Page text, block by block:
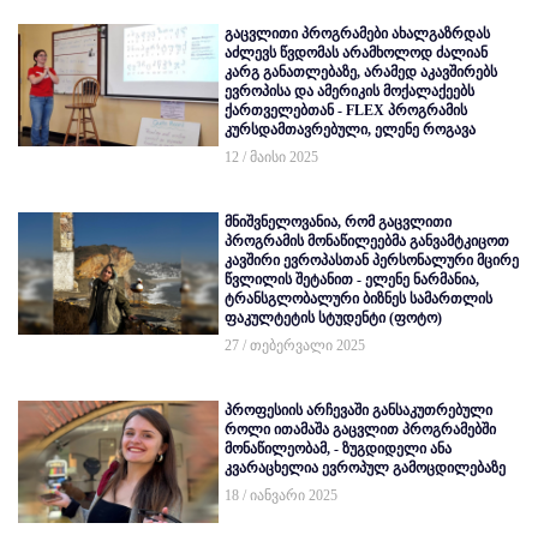
გაცვლითი პროგრამები ახალგაზრდას
აძლევს წვდომას არამხოლოდ ძალიან
კარგ განათლებაზე, არამედ აკავშირებს
ევროპისა და ამერიკის მოქალაქეებს
ქართველებთან - FLEX პროგრამის
კურსდამთავრებული, ელენე როგავა
12 / მაისი 2025
მნიშვნელოვანია, რომ გაცვლითი
პროგრამის მონაწილეებმა განვამტკიცოთ
კავშირი ევროპასთან პერსონალური მცირე
წვლილის შეტანით - ელენე ნარმანია,
ტრანსგლობალური ბიზნეს სამართლის
ფაკულტეტის სტუდენტი (ფოტო)
27 / თებერვალი 2025
პროფესიის არჩევაში განსაკუთრებული
როლი ითამაშა გაცვლით პროგრამებში
მონაწილეობამ, - ზუგდიდელი ანა
კვარაცხელია ევროპულ გამოცდილებაზე
18 / იანვარი 2025